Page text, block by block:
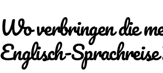
Wo verbringen die
Englisch-